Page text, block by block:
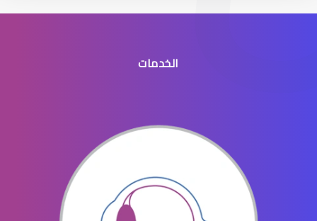
الماء الأزرق في العيون
الماء الازرق بالعين
الخدمات